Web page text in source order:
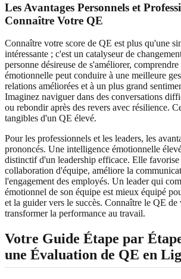
Les Avantages Personnels et
Connaître Votre QE
Connaître votre score de QE est plus qu'une
intéressante ; c'est un catalyseur de
personne désireuse de s'améliorer,
émotionnelle peut conduire à une meilleure
relations améliorées et à un plus grand
Imaginez naviguer dans des conversations
ou rebondir après des revers avec résilience.
tangibles d'un QE élevé.
Pour les professionnels et les leaders, les
prononcés. Une intelligence émotionnelle
distinctif d'un leadership efficace. Elle
collaboration d'équipe, améliore la
l'engagement des employés. Un leader qui
émotionnel de son équipe est mieux équipé
et la guider vers le succès. Connaître le QE de
transformer la performance au travail.
Votre Guide Étape par
une Évaluation de QE en